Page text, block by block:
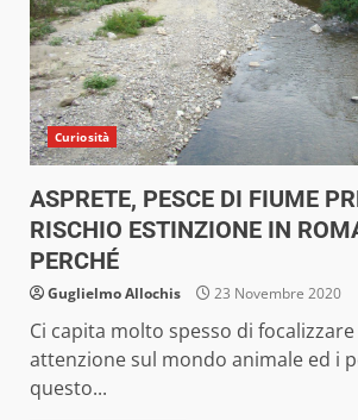
Curiosità
ASPRETE, PESCE DI FIUME
RISCHIO ESTINZIONE IN
PERCHÉ
Guglielmo Allochis 23 Novembre 2020
Ci capita molto spesso di
attenzione sul mondo animale ed i
questo...